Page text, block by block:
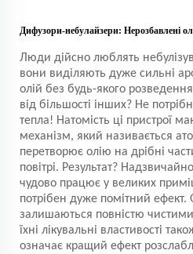
Дифузори-небулайзери: Нерозбавлені
Люди дійсно люблять
вони виділяють дуже сильні
олій без будь-якого
від більшості інших? Не
тепла! Натомість ці пристрої
механізм, який називається
перетворює олію на дрібні
повітрі. Результат?
чудово працює у великих
потрібен дуже помітний ефект.
залишаються повністю
їхні лікувальні властивості
означає кращий ефект